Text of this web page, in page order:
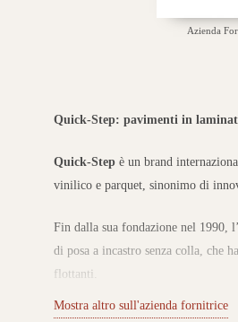
Azienda
Quick-Step: pavimenti in
Quick-Stepè un brand
vinilico e parquet, sinonimo di
Fin dalla sua fondazione nel 1990,
di posa a incastro senza colla, che
flottanti.
Collezioni per ogni stile e ambiente
Mostra altro sull'azienda fornitrice